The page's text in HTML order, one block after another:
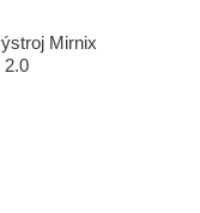
Mirnix
2.0